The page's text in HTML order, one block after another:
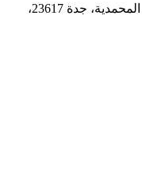
العنوان: 3992 إبراهيم العنقري، 6667 حي المحمدية، جدة 23617،